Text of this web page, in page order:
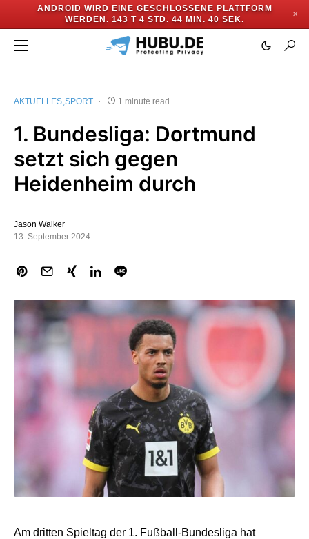
ANDROID WIRD EINE GESCHLOSSENE PLATTFORM
WERDEN. 143 T 4 STD. 44 MIN. 40 SEK.
✕
AKTUELLES SPORT 1 minute read
1. Bundesliga: Dortmund
setzt sich gegen
Heidenheim durch
Jason Walker
13. September 2024
Am dritten Spieltag der 1. Fußball-Bundesliga hat